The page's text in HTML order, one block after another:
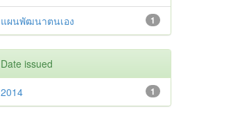
1
แผนพัฒนาตนเอง
Date issued
1
2014